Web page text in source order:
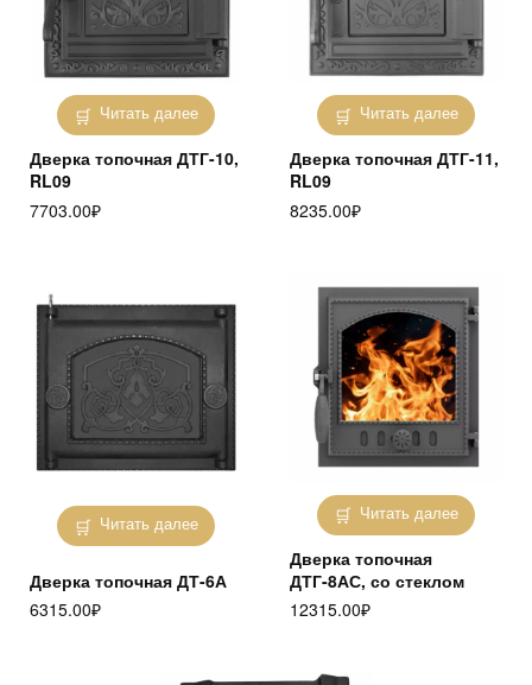
Читать далее
Дверка топочная ДТГ-10,
RL09
7703.00₽
Читать далее
Дверка топочная ДТГ-11,
RL09
8235.00₽
Читать далее
Дверка топочная ДТ-6А
6315.00₽
Читать далее
Дверка топочная
ДТГ-8АС, со стеклом
12315.00₽